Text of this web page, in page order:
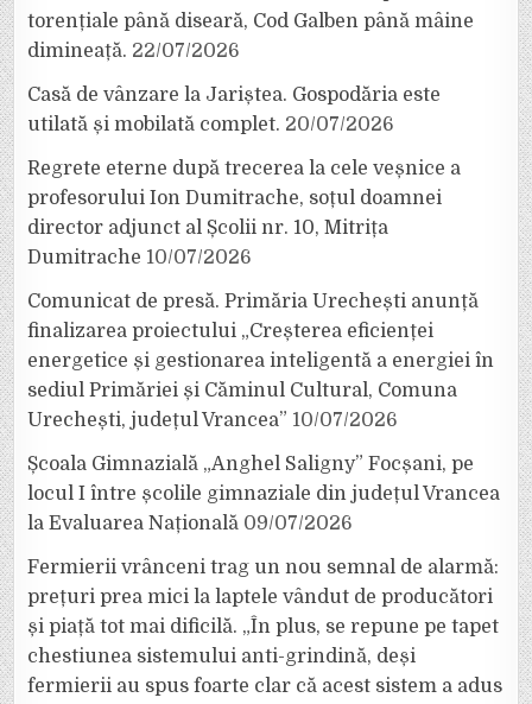
torențiale până diseară, Cod Galben până mâine
dimineață. 22/07/2026
Casă de vânzare la Jariștea. Gospodăria este
utilată și mobilată complet. 20/07/2026
Regrete eterne după trecerea la cele veșnice a
profesorului Ion Dumitrache, soțul doamnei
director adjunct al Școlii nr. 10, Mitrița
Dumitrache 10/07/2026
Comunicat de presă. Primăria Urechești anunță
finalizarea proiectului „Creșterea eficienței
energetice și gestionarea inteligentă a energiei în
sediul Primăriei și Căminul Cultural, Comuna
Urechești, județul Vrancea” 10/07/2026
Școala Gimnazială „Anghel Saligny” Focșani, pe
locul I între școlile gimnaziale din județul Vrancea
la Evaluarea Națională 09/07/2026
Fermierii vrânceni trag un nou semnal de alarmă:
prețuri prea mici la laptele vândut de producători
și piață tot mai dificilă. „În plus, se repune pe tapet
chestiunea sistemului anti-grindină, deși
fermierii au spus foarte clar că acest sistem a adus